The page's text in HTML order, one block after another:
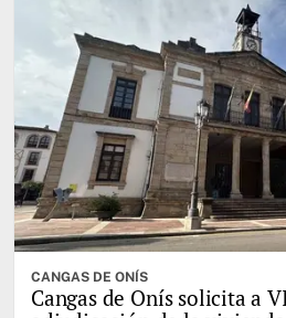
CANGAS DE ONÍS
Cangas de Onís solicita a